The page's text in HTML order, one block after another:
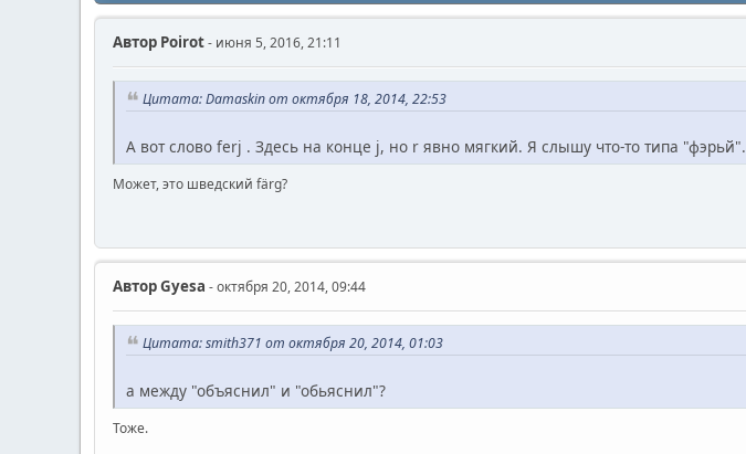
Автор Poirot- июня 5, 2016, 21:11
Цитата: Damaskin от октября 18, 2014, 22:53
А вот слово ferj . Здесь на конце j, но r явно мягкий. Я слышу что-то типа "фэрьй".
Может, это шведский färg?
АвторGyesa - октября 20, 2014, 09:44
Цитата: smith371 от октября 20, 2014, 01:03
а между "объяснил" и "обьяснил"?
Тоже.